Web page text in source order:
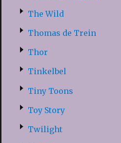
The Wild
Thomas de Trein
Thor
Tinkelbel
Tiny Toons
Toy Story
Twilight